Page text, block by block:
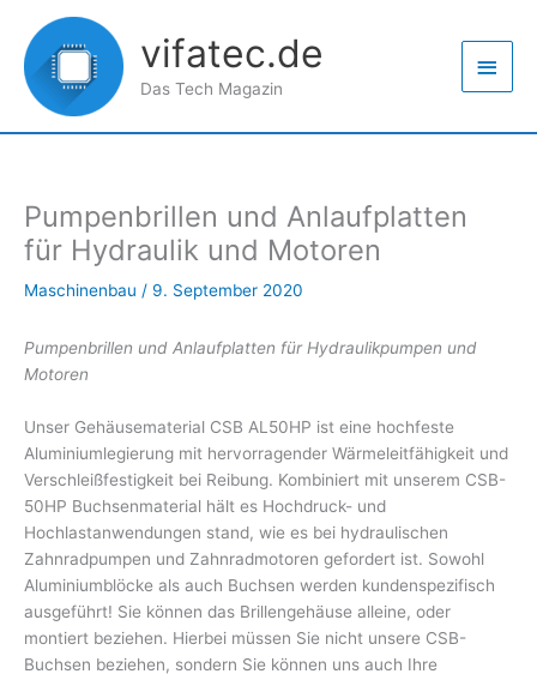
Inhalt
springen
vifatec.de
Das Tech Magazin
Pumpenbrillen und Anlaufplatten
für Hydraulik und Motoren
Maschinenbau / 9. September 2020
Pumpenbrillen und Anlaufplatten für Hydraulikpumpen und
Motoren
Unser Gehäusematerial CSB AL50HP ist eine hochfeste
Aluminiumlegierung mit hervorragender Wärmeleitfähigkeit und
Verschleißfestigkeit bei Reibung. Kombiniert mit unserem CSB-
50HP Buchsenmaterial hält es Hochdruck- und
Hochlastanwendungen stand, wie es bei hydraulischen
Zahnradpumpen und Zahnradmotoren gefordert ist. Sowohl
Aluminiumblöcke als auch Buchsen werden kundenspezifisch
ausgeführt! Sie können das Brillengehäuse alleine, oder
montiert beziehen. Hierbei müssen Sie nicht unsere CSB-
Buchsen beziehen, sondern Sie können uns auch Ihre